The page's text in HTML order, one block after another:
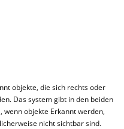
objekte, die sich rechts oder
Das system gibt in den beiden
wenn objekte Erkannt werden,
nicht sichtbar sind.